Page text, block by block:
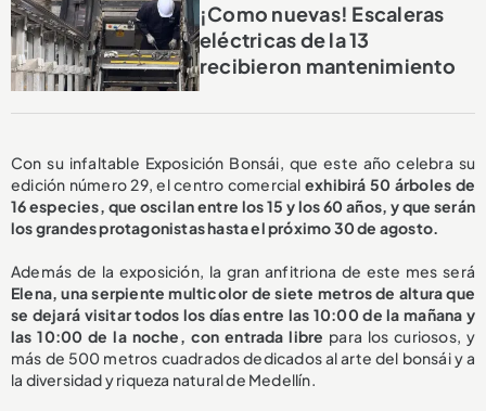
¡Como nuevas! Escaleras
eléctricas de la 13
recibieron mantenimiento
Con su infaltable Exposición Bonsái, que este año celebra su
edición número 29, el centro comercial exhibirá 50 árboles de
16 especies, que oscilan entre los 15 y los 60 años, y que serán
los grandes protagonistas hasta el próximo 30 de agosto.
Además de la exposición, la gran anfitriona de este mes será
Elena, una serpiente multicolor de siete metros de altura que
se dejará visitar todos los días entre las 10:00 de la mañana y
las 10:00 de la noche, con entrada libre para los curiosos, y
más de 500 metros cuadrados dedicados al arte del bonsái y a
la diversidad y riqueza natural de Medellín.